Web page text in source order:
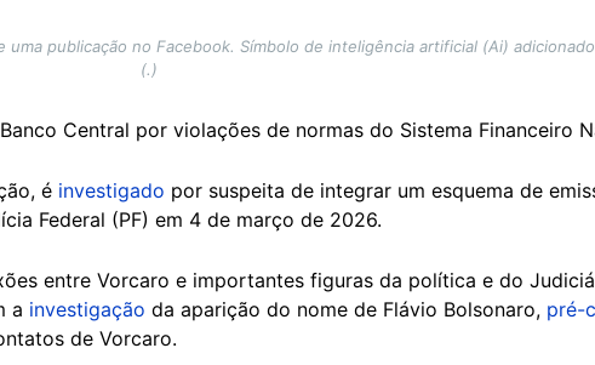
publicação no Facebook. Símbolo de inteligência artificial (Ai)
(.)
Central por violações de normas do Sistema Financeiro
é investigado por suspeita de integrar um esquema de
Federal (PF) em 4 de março de 2026.
entre Vorcaro e importantes figuras da política e do
a investigação da aparição do nome de Flávio Bolsonaro, pré-
de Vorcaro.